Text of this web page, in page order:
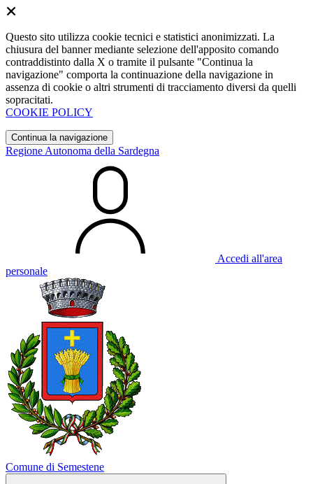
Questo sito utilizza cookie tecnici e statistici anonimizzati. La
chiusura del banner mediante selezione dell'apposito comando
contraddistinto dalla X o tramite il pulsante "Continua la
navigazione" comporta la continuazione della navigazione in
assenza di cookie o altri strumenti di tracciamento diversi da quelli
sopracitati.
COOKIE POLICY
Continua la navigazione
Regione Autonoma della Sardegna
Accedi all'area
personale
Comune di Semestene